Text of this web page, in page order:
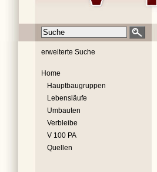
erweiterte Suche
Home
Hauptbaugruppen
Lebensläufe
Umbauten
Verbleibe
V 100 PA
Quellen